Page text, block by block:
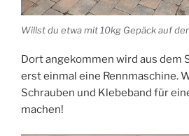
Willst du etwa mit 10kg Gepäck auf
Dort angekommen wird aus dem
erst einmal eine Rennmaschine.
Schrauben und Klebeband für
machen!